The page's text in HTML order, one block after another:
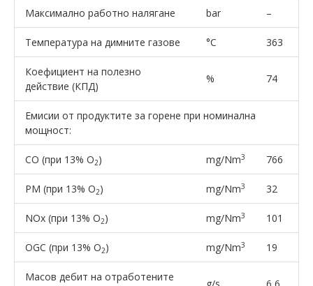
Максимално работно налягане bar –
Температура на димните газове °C 363
Коефициент на полезно
действие (КПД)
% 74
Емисии от продуктите за горене при номинална
мощност:
CO (при 13% O2) mg/Nm3 766
PM (при 13% O2) mg/Nm3 32
NOx (при 13% O2) mg/Nm3 101
OGC (при 13% O2) mg/Nm3 19
Масов дебит на отработените